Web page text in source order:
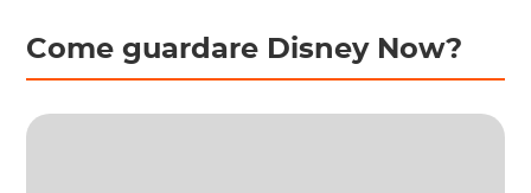
Come guardare Disney Now?